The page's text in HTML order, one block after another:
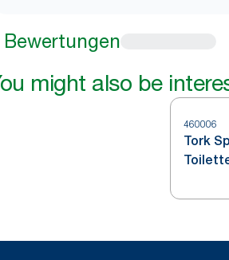
Bewertungen
might also be
460006
Tork